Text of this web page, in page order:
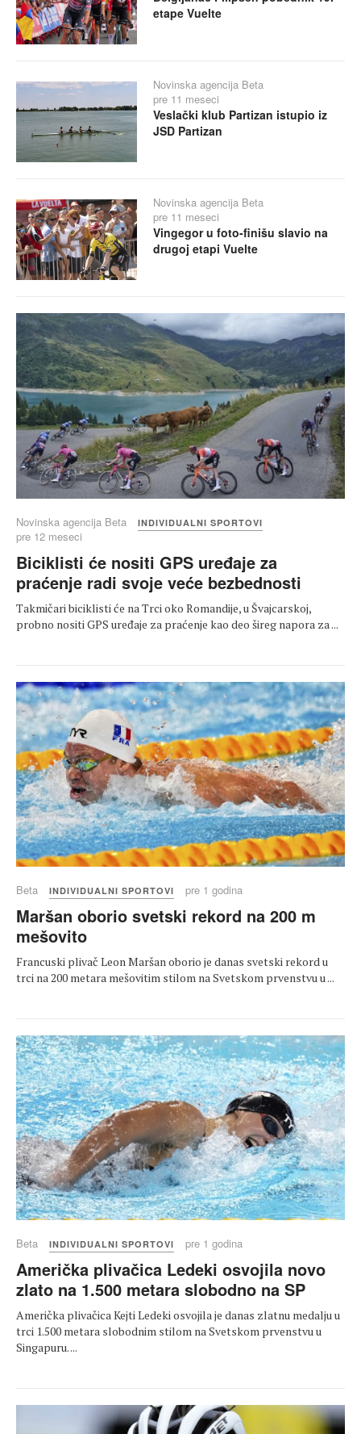
etape Vuelte
Novinska agencija Beta
pre 11 meseci
Veslački klub Partizan istupio iz
JSD Partizan
Novinska agencija Beta
pre 11 meseci
Vingegor u foto-finišu slavio na
drugoj etapi Vuelte
Novinska agencija Beta INDIVIDUALNI SPORTOVI
pre 12 meseci
Biciklisti će nositi GPS uređaje za
praćenje radi svoje veće bezbednosti
Takmičari biciklisti će na Trci oko Romandije, u Švajcarskoj,
probno nositi GPS uređaje za praćenje kao deo šireg napora za ...
Beta INDIVIDUALNI SPORTOVI pre 1 godina
Maršan oborio svetski rekord na 200 m
mešovito
Francuski plivač Leon Maršan oborio je danas svetski rekord u
trci na 200 metara mešovitim stilom na Svetskom prvenstvu u ...
Beta INDIVIDUALNI SPORTOVI pre 1 godina
Američka plivačica Ledeki osvojila novo
zlato na 1.500 metara slobodno na SP
Američka plivačica Kejti Ledeki osvojila je danas zlatnu medalju u
trci 1.500 metara slobodnim stilom na Svetskom prvenstvu u
Singapuru. ...